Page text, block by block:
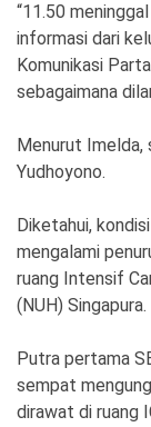
Wisata
Ekonomi
Indeks
©
Copyright
“11.50
informasi dari
Komunikasi
sebagaimana
Menurut Imelda,
Yudhoyono.
Diketahui,
mengalami
ruang Intensif
(NUH) Singapura.
Putra pertama
sempat
dirawat di ruang